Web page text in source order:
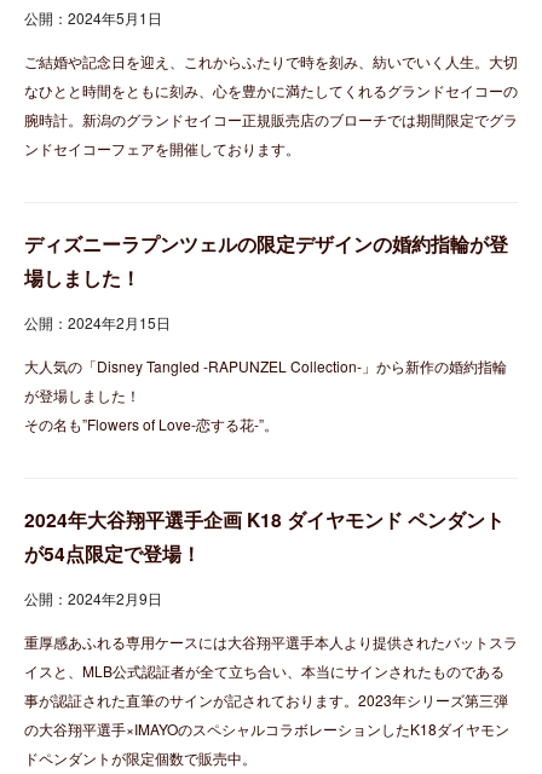
公開：2024年5月1日
ご結婚や記念日を迎え、これからふたりで時を刻み、紡いでいく人生。大切
なひとと時間をともに刻み、心を豊かに満たしてくれるグランドセイコーの
腕時計。新潟のグランドセイコー正規販売店のブローチでは期間限定でグラ
ンドセイコーフェアを開催しております。
ディズニーラプンツェルの限定デザインの婚約指輪が登
場しました！
公開：2024年2月15日
大人気の「Disney Tangled -RAPUNZEL Collection-」から新作の婚約指輪
が登場しました！
その名も”Flowers of Love-恋する花‐”。
2024年大谷翔平選手企画 K18 ダイヤモンド ペンダント
が54点限定で登場！
公開：2024年2月9日
重厚感あふれる専用ケースには大谷翔平選手本人より提供されたバットスラ
イスと、MLB公式認証者が全て立ち合い、本当にサインされたものである
事が認証された直筆のサインが記されております。2023年シリーズ第三弾
の大谷翔平選手×IMAYOのスペシャルコラボレーションしたK18ダイヤモン
ドペンダントが限定個数で販売中。